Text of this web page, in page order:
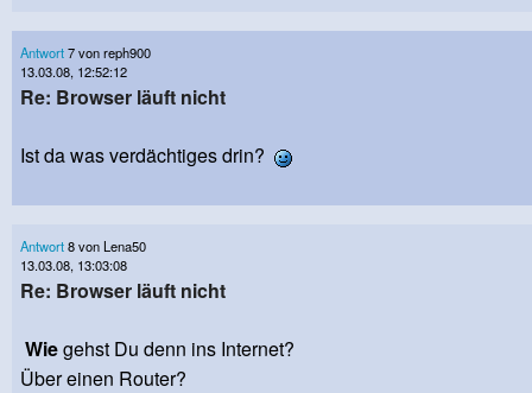
Antwort7 von reph900
13.03.08, 12:52:12
Re: Browser läuft nicht
Ist da was verdächtiges drin?
Antwort8 von Lena50
13.03.08, 13:03:08
Re: Browser läuft nicht
Wiegehst Du denn ins Internet?
Über einen Router?